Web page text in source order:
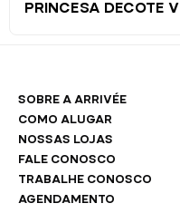
PRINCESA DECOTE V
SOBRE A ARRIVÉE
COMO ALUGAR
NOSSAS LOJAS
FALE CONOSCO
TRABALHE CONOSCO
AGENDAMENTO